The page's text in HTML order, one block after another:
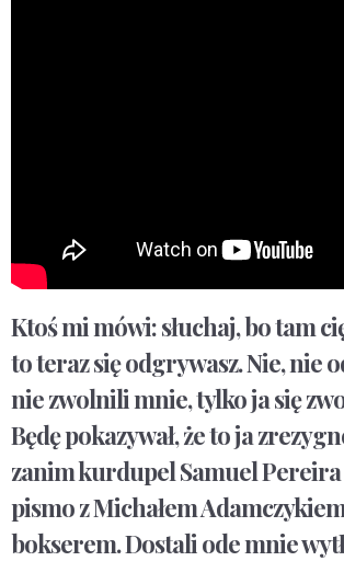
Ktoś mi mówi: słuchaj, bo tam
to teraz się odgrywasz. Nie, nie
nie zwolnili mnie, tylko ja się
Będę pokazywał, że to ja
zanim kurdupel Samuel Pereira
pismo z Michałem
bokserem. Dostali ode mnie